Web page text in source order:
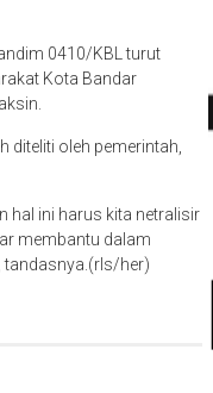
0410/KBL turut
Kota Bandar
diteliti oleh pemerintah,
hal ini harus kita netralisir
membantu dalam
tandasnya.(rls/her)